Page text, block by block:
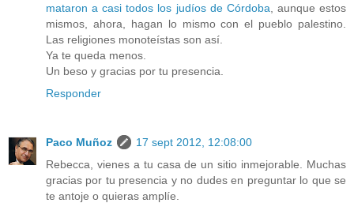
mataron a casi todos los judíos de Córdoba , aunque estos
mismos, ahora, hagan lo mismo con el pueblo palestino.
Las religiones monoteístas son así.
Ya te queda menos.
Un beso y gracias por tu presencia.
Responder
Paco Muñoz
17 sept 2012, 12:08:00
Rebecca, vienes a tu casa de un sitio inmejorable. Muchas
gracias por tu presencia y no dudes en preguntar lo que se
te antoje o quieras amplíe.